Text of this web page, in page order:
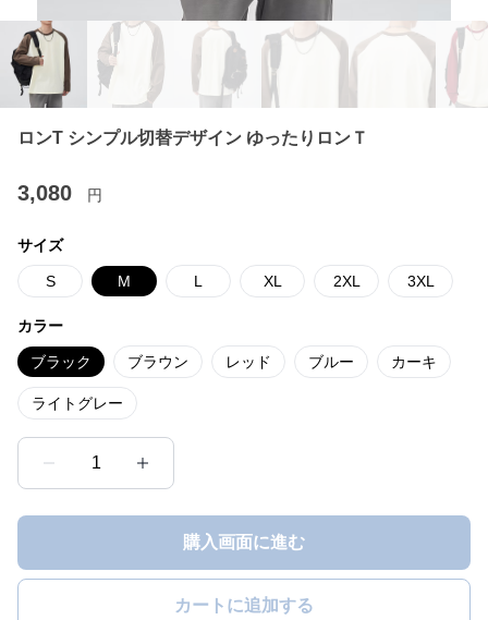
ロンT シンプル切替デザイン ゆったりロンＴ
3,080 円
サイズ
S M L XL 2XL 3XL
カラー
ブラック ブラウン レッド ブルー カーキ
ライトグレー
1
購入画面に進む
カートに追加する